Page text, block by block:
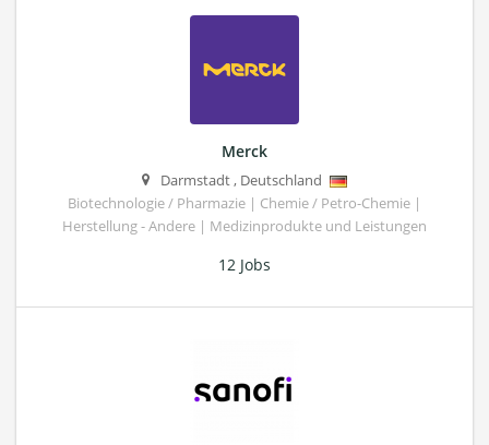
Merck
Darmstadt, Deutschland
Biotechnologie / Pharmazie | Chemie / Petro-Chemie |
Herstellung - Andere | Medizinprodukte und Leistungen
12 Jobs